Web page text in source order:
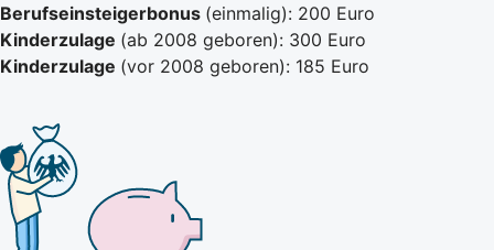
Berufseinsteigerbonus (einmalig): 200 Euro
Kinderzulage (ab 2008 geboren): 300 Euro
Kinderzulage (vor 2008 geboren): 185 Euro